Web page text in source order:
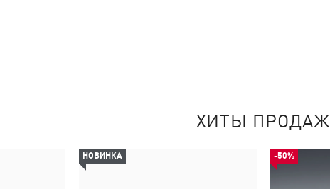
ХИТЫ ПРОДАЖ
НОВИНКА -50%